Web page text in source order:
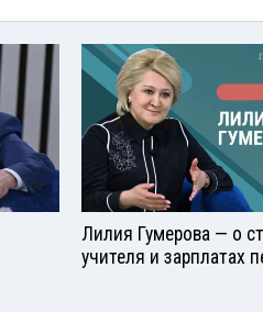
Лилия Гумерова — о
учителя и зарплатах